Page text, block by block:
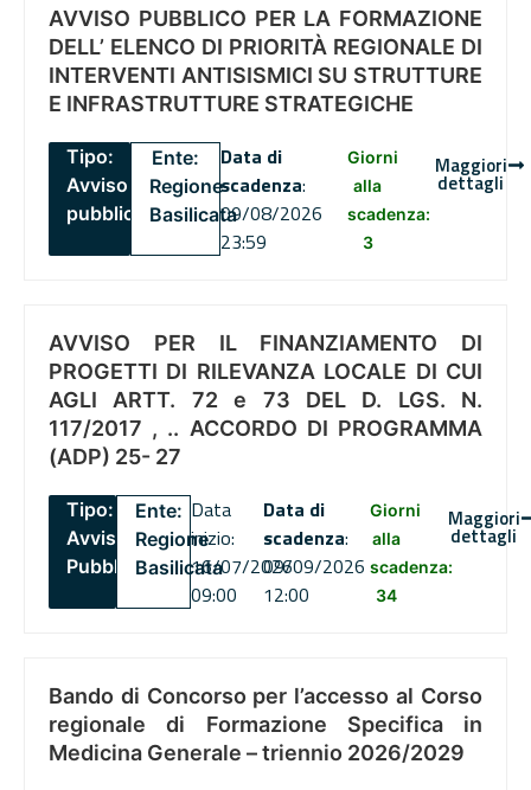
AVVISO PUBBLICO PER LA FORMAZIONE
DELL’ ELENCO DI PRIORITÀ REGIONALE DI
INTERVENTI ANTISISMICI SU STRUTTURE
E INFRASTRUTTURE STRATEGICHE
Tipo:
Avviso
pubblico
Ente:
Regione
Basilicata
Data di
scadenza:
09/08/2026
23:59
Giorni
alla
scadenza:
3
Maggiori
dettagli
AVVISO PER IL FINANZIAMENTO DI
PROGETTI DI RILEVANZA LOCALE DI CUI
AGLI ARTT. 72 e 73 DEL D. LGS. N.
117/2017 , .. ACCORDO DI PROGRAMMA
(ADP) 25- 27
Tipo:
Avviso
Pubblico
Ente:
Regione
Basilicata
Data
inizio:
16/07/2026
09:00
Data di
scadenza:
09/09/2026
12:00
Giorni
alla
scadenza:
34
Maggiori
dettagli
Bando di Concorso per l’accesso al Corso
regionale di Formazione Specifica in
Medicina Generale – triennio 2026/2029